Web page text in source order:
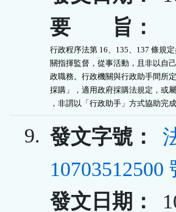
要 旨：
行政程序法第 16、135、137 條規
關指揮監督，從事活動，且非以自
政職務。行政機關與行政助手間所
採購」，適用政府採購法規定，或
，非謂以「行政助手」方式協助完
9. 發文字號：
10703512500
發文日期：